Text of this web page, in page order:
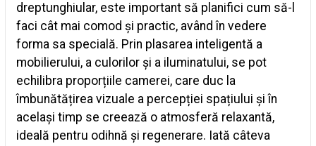
dreptunghiular, este important să planifici cum să-l
faci cât mai comod și practic, având în vedere
forma sa specială. Prin plasarea inteligentă a
mobilierului, a culorilor și a iluminatului, se pot
echilibra proporțiile camerei, care duc la
îmbunătățirea vizuale a percepției spațiului și în
același timp se creează o atmosferă relaxantă,
ideală pentru odihnă și regenerare. Iată câteva